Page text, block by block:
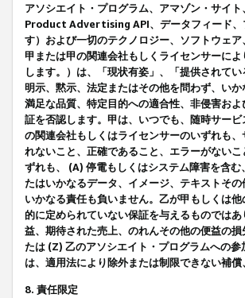
アソシエイト・プログラム、アマゾン・サイ
Product Advertising API、データフィード、
す）および一切のテクノロジー、ソフトウェ
甲または甲の関連会社もしくライセンサーに
します。）は、「現状有姿」、「提供されて
明示、黙示、法定またはその他を問わず、い
満足な品質、特定目的への適合性、非侵害お
証を否認します。甲は、いつでも、随時サー
の関連会社もしくはライセンサーのいずれも
れないこと、正確であること、エラーがない
ずれも、 (A) 停電もしくはシステム障害を含
たはいかなるデータ、イメージ、テキストそ
いかなる責任も負いません。乙が甲もしくは
的に定められていない保証を与えるものでは
益、期待された売上、のれんその他の便益の
たは (Z) 乙のアソシエイト・プログラムへの
は、適用法により除外または制限できない補
8. 責任限定